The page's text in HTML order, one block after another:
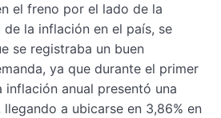
el freno por el lado de la
la inflación en el país, se
se registraba un buen
ya que durante el primer
anual presentó una
a ubicarse en 3,86% en